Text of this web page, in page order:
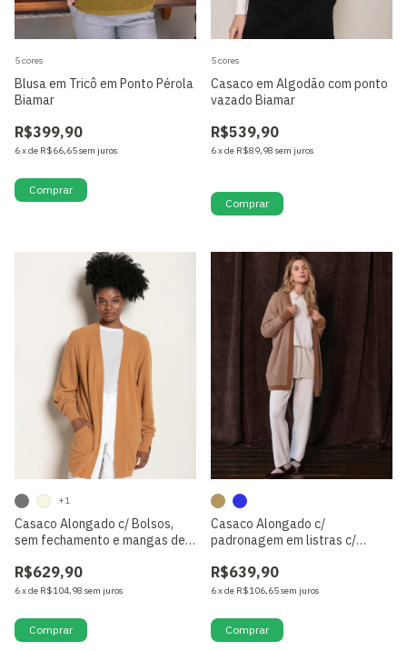
Blusa em Tricô em Ponto Pérola
Biamar
R$399,90
6xde R$66,65sem juros
5 cores
Comprar
Casaco em Algodão com ponto
vazado Biamar
R$539,90
6xde R$89,98 sem juros
5 cores
Comprar
Casaco Alongado c/ Bolsos,
sem fechamento e mangas de
R$629,90
6xde R$104,98 sem juros
+1
Comprar
Casaco Alongado c/
padronagem em listras c/
R$639,90
6xde R$106,65sem juros
Comprar